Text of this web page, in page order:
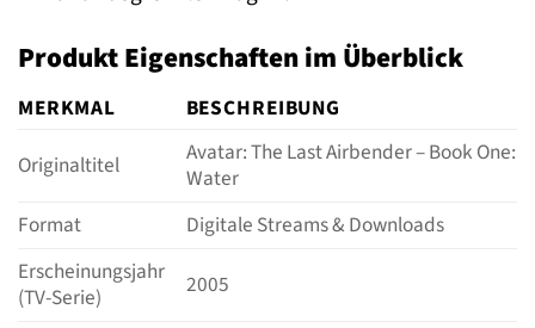
Produkt Eigenschaften im Überblick
MERKMAL
BESCHREIBUNG
Originaltitel
Avatar: The Last Airbender – Book One:
Water
Format
Digitale Streams & Downloads
Erscheinungsjahr
(TV-Serie)
2005